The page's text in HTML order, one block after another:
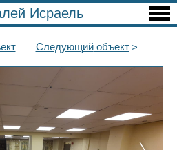
Исраель
Следующийобъект